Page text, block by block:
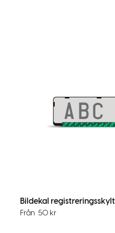
Bildekal registreringsskylt
Från 50 kr